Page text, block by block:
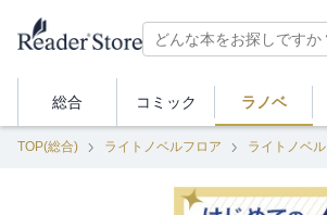
総合 コミック ラノベ
TOP(総合) ライトノベルフロア ライトノベル